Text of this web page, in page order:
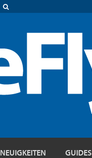
NEUIGKEITEN GUIDES